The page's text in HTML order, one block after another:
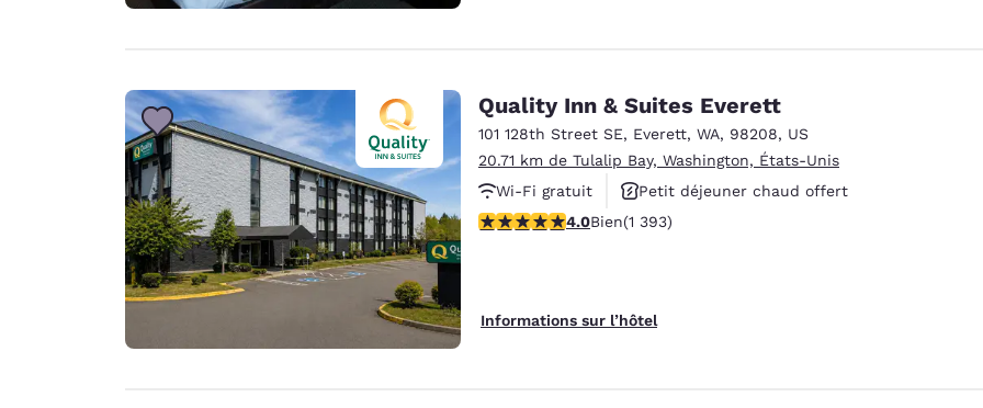
Quality Inn & Suites Everett
101 128th Street SE, Everett, WA, 98208, US
20.71 km de Tulalip Bay, Washington, États-Unis
Wi-Fi gratuit
Petit déjeuner chaud offert
Animaux acceptés
3.98 étoiles. Bien. 1393 commentaires
4.0Bien(1 393)
Informations sur l’hôtel